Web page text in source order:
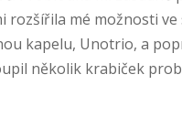
rozšířila mé možnosti
kapelu, Unotrio, a
několik krabiček